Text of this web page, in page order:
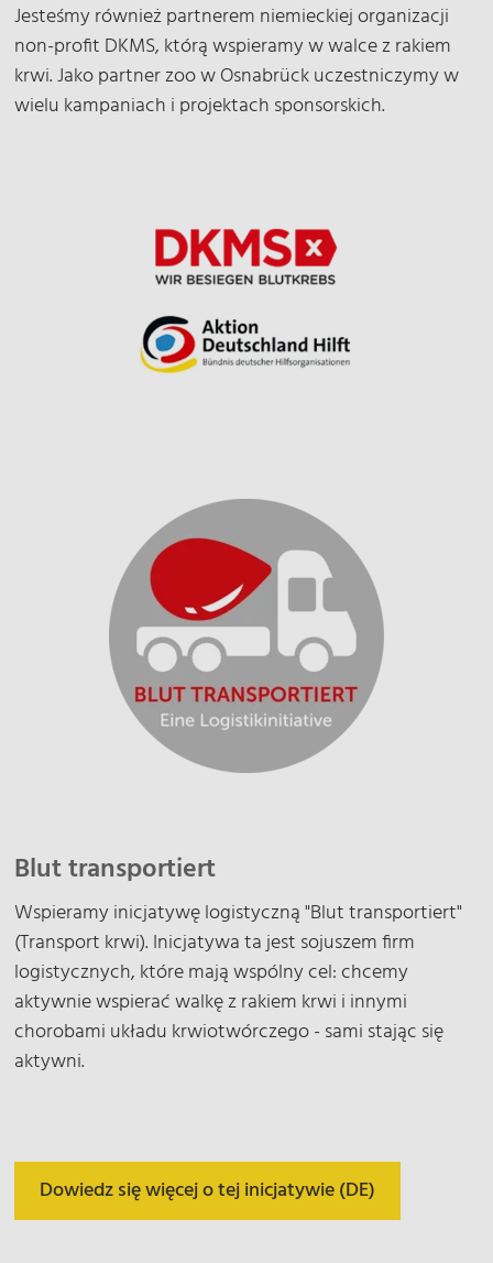
Jesteśmy również partnerem niemieckiej organizacji
non-profit DKMS, którą wspieramy w walce z rakiem
krwi. Jako partner zoo w Osnabrück uczestniczymy w
wielu kampaniach i projektach sponsorskich.
Blut transportiert
Wspieramy inicjatywę logistyczną "Blut transportiert"
(Transport krwi). Inicjatywa ta jest sojuszem firm
logistycznych, które mają wspólny cel: chcemy
aktywnie wspierać walkę z rakiem krwi i innymi
chorobami układu krwiotwórczego - sami stając się
aktywni.
Dowiedz się więcej o tej inicjatywie (DE)